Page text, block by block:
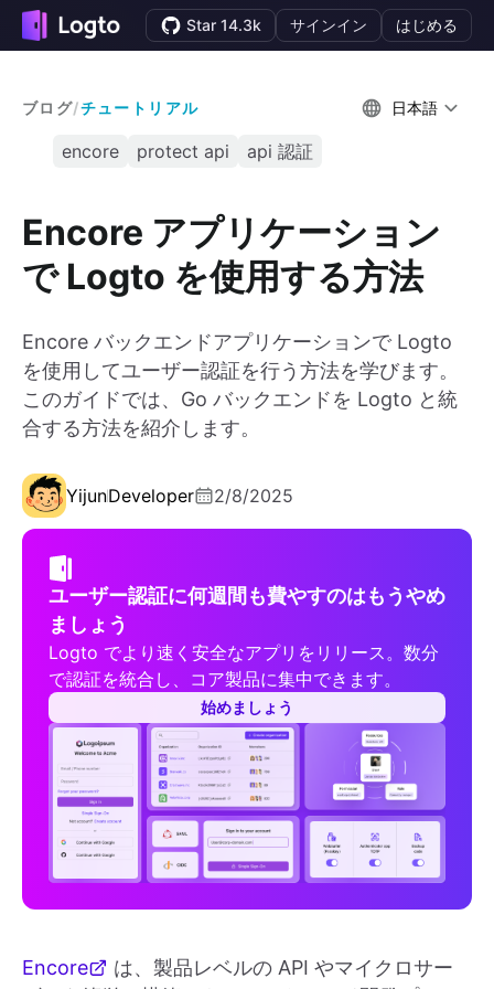
Star 14.3k サインイン はじめる
ブログ/チュートリアル 日本語
encore protect api api 認証
Encore アプリケーション
で Logto を使用する方法
Encore バックエンドアプリケーションで Logto
を使用してユーザー認証を行う方法を学びます。
このガイドでは、Go バックエンドを Logto と統
合する方法を紹介します。
YijunDeveloper 2/8/2025
ユーザー認証に何週間も費やすのはもうやめ
ましょう
Logto でより速く安全なアプリをリリース。数分
で認証を統合し、コア製品に集中できます。
始めましょう
Encore
は、製品レベルの API やマイクロサー